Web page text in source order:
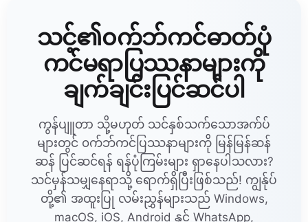
သင့်၏၀က်ဘ်ကင်ဓာတ်ပုံ
ကင်မရာပြဿနာများကို
ချက်ချင်းပြင်ဆင်ပါ
ကွန်ပျူတာ သို့မဟုတ် သင်နှစ်သက်သောအက်ပ်
များတွင် ၀က်ဘ်ကင်ပြဿနာများကို မြန်မြန်ဆန်
ဆန် ပြင်ဆင်ရန် ရန်ပုံကြမ်းများ ရှာနေပါသလား?
သင်မှန်သမျှနေရာသို့ ရောက်ရှိပြီးဖြစ်သည်! ကျွန်ုပ်
တို့၏ အထူးပြု လမ်းညွှန်များသည် Windows,
macOS, iOS, Android နှင့် WhatsApp,